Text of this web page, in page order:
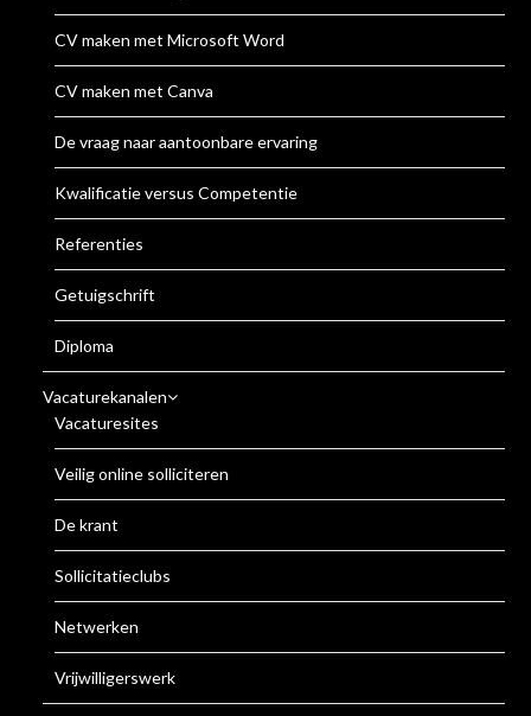
CV maken met Microsoft Word
CV maken met Canva
De vraag naar aantoonbare ervaring
Kwalificatie versus Competentie
Referenties
Getuigschrift
Diploma
Vacaturekanalen
Vacaturesites
Veilig online solliciteren
De krant
Sollicitatieclubs
Netwerken
Vrijwilligerswerk